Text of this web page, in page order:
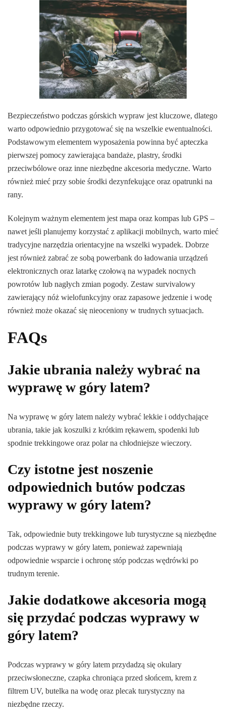
Bezpieczeństwo podczas górskich wypraw jest kluczowe, dlatego
warto odpowiednio przygotować się na wszelkie ewentualności.
Podstawowym elementem wyposażenia powinna być apteczka
pierwszej pomocy zawierająca bandaże, plastry, środki
przeciwbólowe oraz inne niezbędne akcesoria medyczne. Warto
również mieć przy sobie środki dezynfekujące oraz opatrunki na
rany.
Kolejnym ważnym elementem jest mapa oraz kompas lub GPS –
nawet jeśli planujemy korzystać z aplikacji mobilnych, warto mieć
tradycyjne narzędzia orientacyjne na wszelki wypadek. Dobrze
jest również zabrać ze sobą powerbank do ładowania urządzeń
elektronicznych oraz latarkę czołową na wypadek nocnych
powrotów lub nagłych zmian pogody. Zestaw survivalowy
zawierający nóż wielofunkcyjny oraz zapasowe jedzenie i wodę
również może okazać się nieoceniony w trudnych sytuacjach.
FAQs
Jakie ubrania należy wybrać na
wyprawę w góry latem?
Na wyprawę w góry latem należy wybrać lekkie i oddychające
ubrania, takie jak koszulki z krótkim rękawem, spodenki lub
spodnie trekkingowe oraz polar na chłodniejsze wieczory.
Czy istotne jest noszenie
odpowiednich butów podczas
wyprawy w góry latem?
Tak, odpowiednie buty trekkingowe lub turystyczne są niezbędne
podczas wyprawy w góry latem, ponieważ zapewniają
odpowiednie wsparcie i ochronę stóp podczas wędrówki po
trudnym terenie.
Jakie dodatkowe akcesoria mogą
się przydać podczas wyprawy w
góry latem?
Podczas wyprawy w góry latem przydadzą się okulary
przeciwsłoneczne, czapka chroniąca przed słońcem, krem z
filtrem UV, butelka na wodę oraz plecak turystyczny na
niezbędne rzeczy.